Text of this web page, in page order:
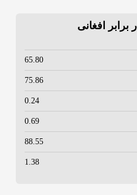
برابر افغانی
65.80
75.86
0.24
0.69
88.55
1.38